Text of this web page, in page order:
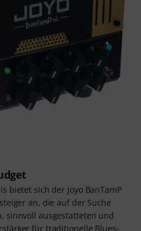
bietet sich der Joyo BanTamP
an, die auf der Suche
sinnvoll ausgestatteten und
für traditionelle Blues-